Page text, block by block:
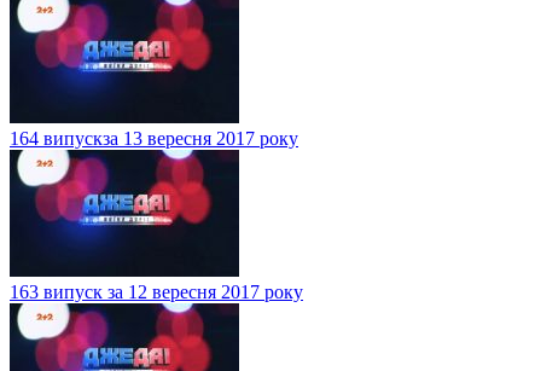
164 випускза 13 вересня 2017 року
163 випуск за 12 вересня 2017 року